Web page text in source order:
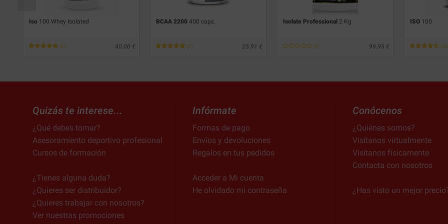
Iso 100 Whey Isolated
(2) 40.00
BCAA 2200 400 caps.
(2) 25.91
Isolate Professional 2 Kg
(0) 99.95
ISO 100
Quizás te interese...
¿Qué debes tomar?
Asesoramiento deportivo profesional
Cursos de formación
¿Tienes alguna duda?
¿Quieres ser distribuidor?
¿Quieres trabajar con nosotros?
Ver nuestras promociones
Infórmate
Formas de pago
Envíos y devoluciones
Regalos en tus pedidos
Acceder a Mi cuenta
He olvidado mi contraseña
Conócenos
¿Quiénes somos?
Visítanos virtualmente
Visítanos físicamente
Contacta con nosotros
¿Has visto un mejor